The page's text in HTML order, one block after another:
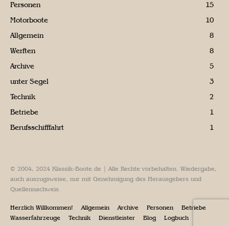
Personen
15
Motorboote
10
Allgemein
8
Werften
8
Archive
5
unter Segel
3
Technik
2
Betriebe
1
Berufsschifffahrt
1
© 2004, 2024 Klassik-Boote.de | Alle Rechte vorbehalten. Wiedergabe,
auch auszugsweise, nur mit Genehmigung des Herausgebers und
Quellennachweis.
Herzlich Willkommen! Allgemein Archive Personen
Betriebe
Wasserfahrzeuge
Technik Dienstleister Blog
Logbuch